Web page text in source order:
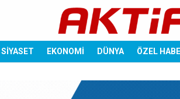
SİYASET EKONOMİ DÜNYA ÖZEL